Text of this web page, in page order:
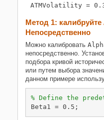
Метод 1: калибруйте
Непосредственно
Можно калибровать
непосредственно.
подбора кривой
или путем выбора
данном примере
% Define the
Beta1 = 0.5;